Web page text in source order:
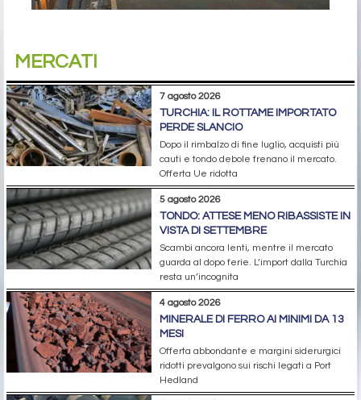
MERCATI
7 agosto 2026
TURCHIA: IL ROTTAME IMPORTATO
PERDE SLANCIO
Dopo il rimbalzo di fine luglio, acquisti più
cauti e tondo debole frenano il mercato.
Offerta Ue ridotta
5 agosto 2026
TONDO: ATTESE MENO RIBASSISTE IN
VISTA DI SETTEMBRE
Scambi ancora lenti, mentre il mercato
guarda al dopo ferie. L’import dalla Turchia
resta un’incognita
4 agosto 2026
MINERALE DI FERRO AI MINIMI DA 13
MESI
Offerta abbondante e margini siderurgici
ridotti prevalgono sui rischi legati a Port
Hedland